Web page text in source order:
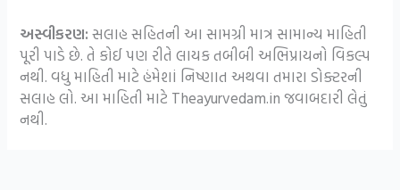
અસ્વીકરણ: સલાહ સહિતની આ સામગ્રી માત્ર સામાન્ય માહિતી
પૂરી પાડે છે. તે કોઈ પણ રીતે લાયક તબીબી અભિપ્રાયનો વિકલ્પ
નથી. વધુ માહિતી માટે હંમેશાં નિષ્ણાત અથવા તમારા ડોક્ટરની
સલાહ લો. આ માહિતી માટે Theayurvedam.in જવાબદારી લેતું
નથી.